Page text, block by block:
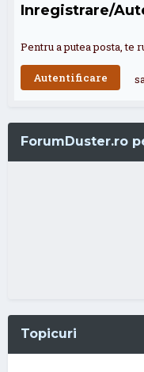
Inregistrare/
Pentru a putea posta, te
Autentificare
ForumDuster.ro
Topicuri